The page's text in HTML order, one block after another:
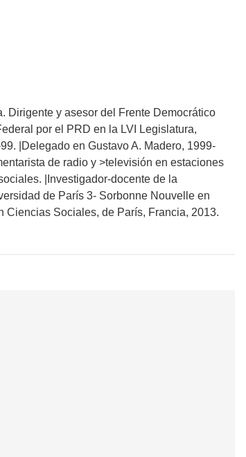
Dirigente y asesor del Frente Democrático
por el PRD en la LVI Legislatura,
|Delegado en Gustavo A. Madero, 1999-
de radio y >televisión en estaciones
|Investigador-docente de la
de París 3- Sorbonne Nouvelle en
Ciencias Sociales, de París, Francia, 2013.